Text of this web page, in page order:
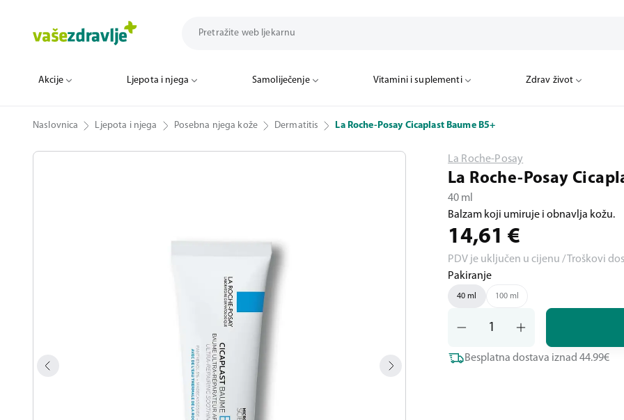
Akcije Ljepota i njega Samoliječenje Vitamini i suplementi Zdrav život
Naslovnica Ljepota i njega Posebna njega kože Dermatitis La Roche-Posay Cicaplast Baume B5+
La Roche-Posay
La Roche-Posay
40 ml
Balzam koji umiruje i obnavlja kožu.
14,61 €
PDV je uključen u cijenu / Troškovi
Pakiranje
40 ml 100 ml
Besplatna dostava iznad 44.99€